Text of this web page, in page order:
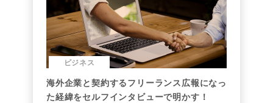
ビジネス
海外企業と契約するフリーランス広報になっ
た経緯をセルフインタビューで明かす！